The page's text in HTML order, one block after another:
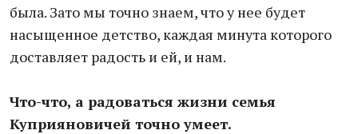
была. Зато мы точно знаем, что у нее будет
насыщенное детство, каждая минута которого
доставляет радость и ей, и нам.
Что-что, а радоваться жизни семья
Куприяновичей точно умеет.